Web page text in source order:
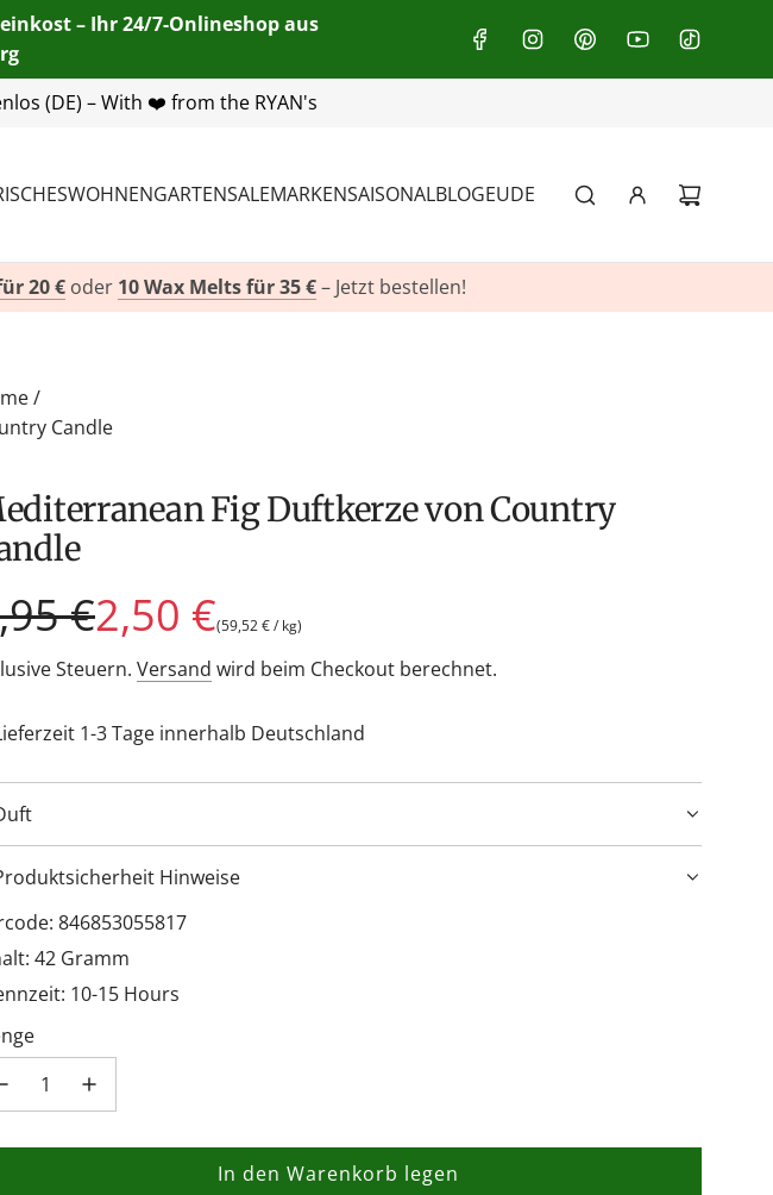
– Ihr 24/7-Onlineshop aus
heritage.de| WhatsApp:+49(0)151 116 719 10
WOHNENGARTENSALEMARKENSAISONALBLOGEUDE
20 € oder 10 Wax Melts für 35 €– Jetzt bestellen!
/
Candle
€2,50 €(59,52 €/ kg)
Steuern. Versand wird beim Checkout berechnet.
1-3 Tage innerhalb Deutschland
Hinweise
846853055817
42 Gramm
10-15 Hours
In den Warenkorb legen
L